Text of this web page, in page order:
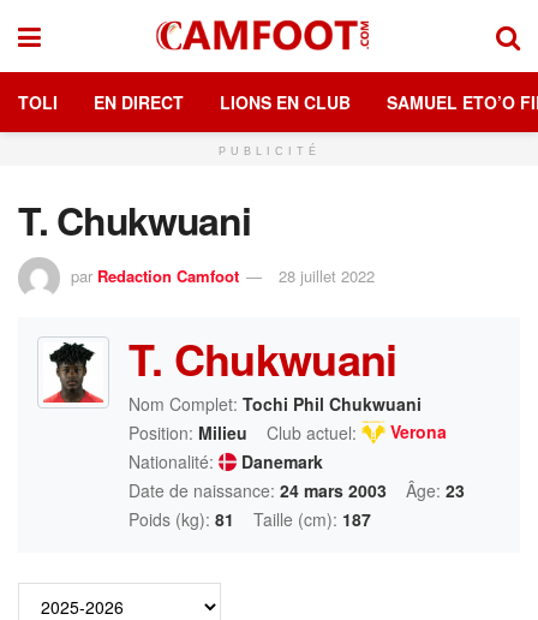
TOLI EN DIRECT LIONS EN CLUB SAMUEL ETO’O
PUBLICITÉ
T. Chukwuani
par Redaction Camfoot 28 juillet 2022
T. Chukwuani
Nom Complet: Tochi Phil Chukwuani
Position: Milieu Club actuel:
Verona
Nationalité:
Danemark
Date de naissance: 24 mars 2003 Âge: 23
Poids (kg): 81 Taille (cm): 187